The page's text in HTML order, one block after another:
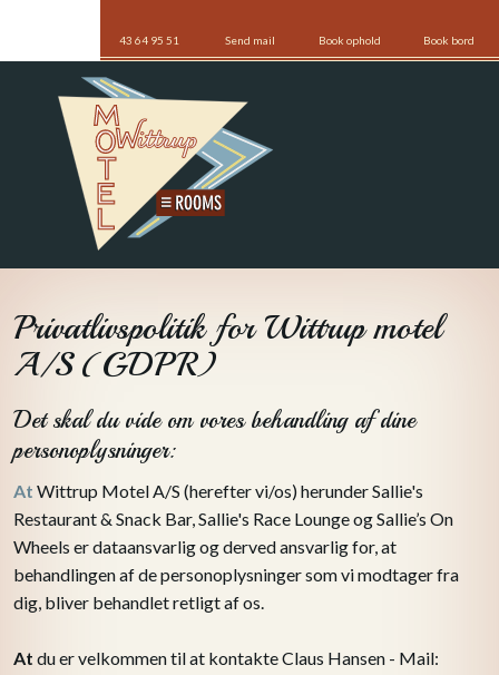
43 64 95 51 Send mail Book ophold Book bord
​Privatlivspolitik for Wittrup motel
A/S (GDPR)
Det skal du vide om vores behandling af dine
personoplysninger:
At Wittrup Motel A/S (herefter vi/os) herunder Sallie's
Restaurant & Snack Bar, Sallie's Race Lounge og Sallie’s On
Wheels er dataansvarlig og derved ansvarlig for, at
behandlingen af de personoplysninger som vi modtager fra
dig, bliver behandlet retligt af os.
At du er velkommen til at kontakte Claus Hansen - Mail: